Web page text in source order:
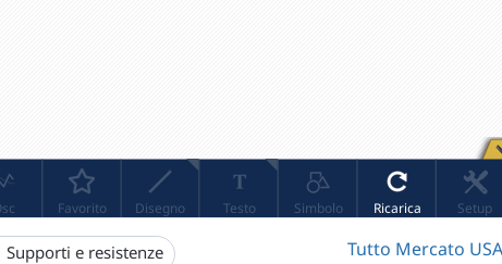
Supporti e resistenze Tutto Mercato